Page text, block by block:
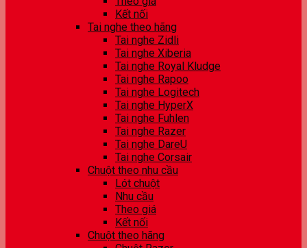
Kết nối
Tai nghe theo hãng
Tai nghe Zidli
Tai nghe Xiberia
Tai nghe Royal Kludge
Tai nghe Rapoo
Tai nghe Logitech
Tai nghe HyperX
Tai nghe Fuhlen
Tai nghe Razer
Tai nghe DareU
Tai nghe Corsair
Chuột theo nhu cầu
Lót chuột
Nhu cầu
Theo giá
Kết nối
Chuột theo hãng